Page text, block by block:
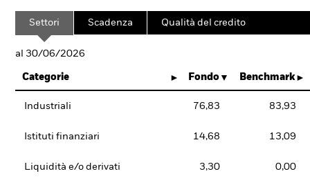
Settori Scadenza Qualità del credito
al 30/06/2026
Categorie Fondo Benchmark
Industriali 76,83 83,93
Istituti finanziari 14,68 13,09
Liquidità e/o derivati 3,30 0,00